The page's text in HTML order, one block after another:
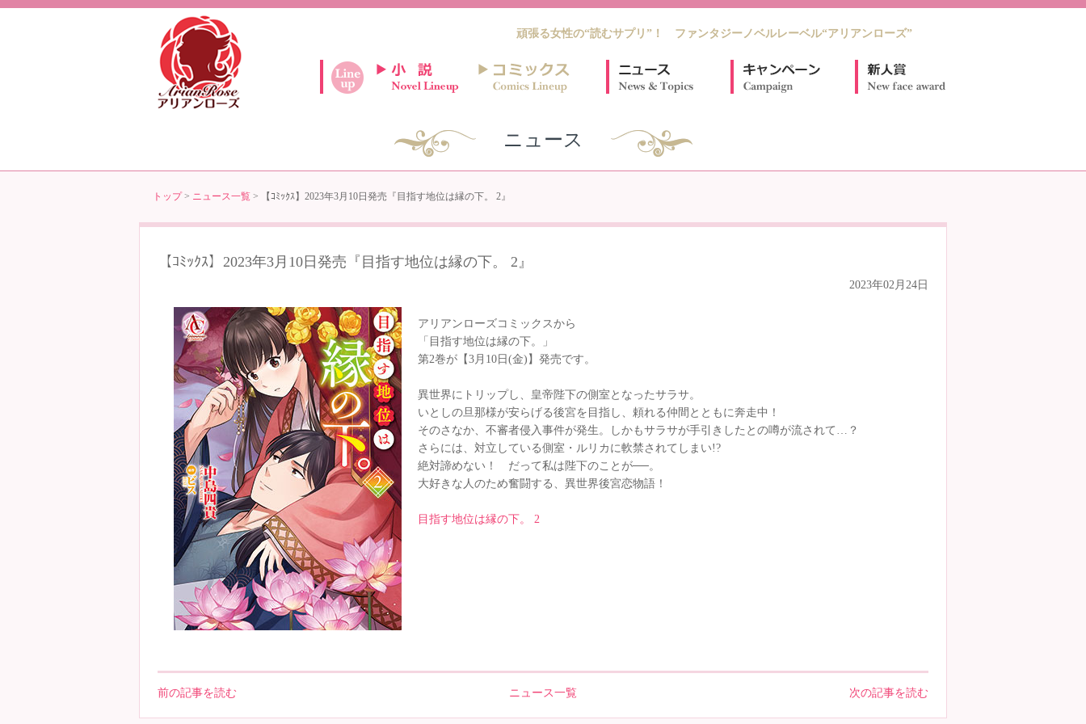
頑張る女性の“読むサプリ”！ ファンタジーノベルレーベル“アリアンローズ”
ニュース
トップ> ニュース一覧> 【ｺﾐｯｸｽ】2023年3月10日発売『目指す地位は縁の下。 2』
【ｺﾐｯｸｽ】2023年3月10日発売『目指す地位は縁の下。 2』
2023年02月24日
アリアンローズコミックスから
「目指す地位は縁の下。」
第2巻が【3月10日(金)】発売です。
異世界にトリップし、皇帝陛下の側室となったサラサ。
いとしの旦那様が安らげる後宮を目指し、頼れる仲間とともに奔走中！
そのさなか、不審者侵入事件が発生。しかもサラサが手引きしたとの噂が流されて…？
さらには、対立している側室・ルリカに軟禁されてしまい!?
絶対諦めない！ だって私は陛下のことが──。
大好きな人のため奮闘する、異世界後宮恋物語！
目指す地位は縁の下。 2
次の記事を読む
前の記事を読む ニュース一覧